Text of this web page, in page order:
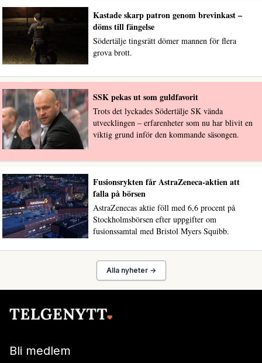
Kastade skarp patron genom brevinkast –
döms till fängelse
Södertälje tingsrätt dömer mannen för flera
grova brott.
SSK pekas ut som guldfavorit
Trots det lyckades Södertälje SK vända
utvecklingen – erfarenheter som nu har blivit en
viktig grund inför den kommande säsongen.
Fusionsrykten får AstraZeneca-aktien att
falla på börsen
AstraZenecas aktie föll med 6,6 procent på
Stockholmsbörsen efter uppgifter om
fusionssamtal med Bristol Myers Squibb.
Alla nyheter →
Bli medlem